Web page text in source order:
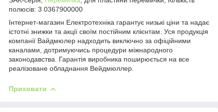
полюсів: 3 0367900000
Інтернет-магазин Електротехніка гарантує низькі ціни та надає
істотні знижки та акції своїм постійним клієнтам. Уся продукція
компанії Вайдмюлер надходить виключно за офіційними
каналами, дотримуючись процедури міжнародного
законодавства. Гарантія виробника поширюється на все
реалізоване обладнання Вейдмюллер.
Приховати